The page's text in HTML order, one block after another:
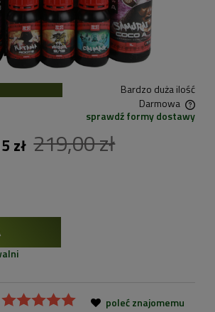
Bardzo duża ilość
Darmowa
ewentualnych kosztów płatnościsprawdź formy dostawy
zł 219,00 zł
poleć znajomemu